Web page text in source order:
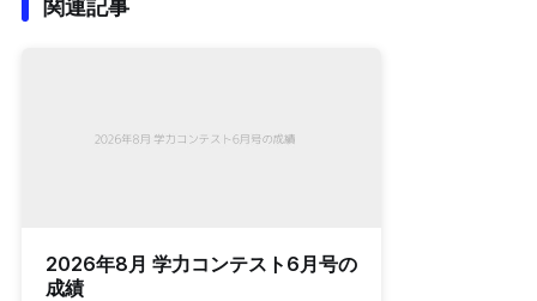
関連記事
2026年8月 学力コンテスト6月号の
成績